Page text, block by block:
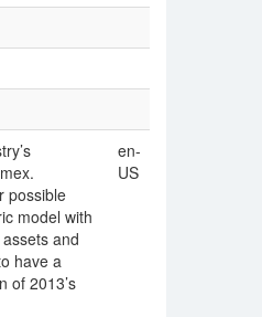
possible
model with
and
have a
of 2013’s
en-
US